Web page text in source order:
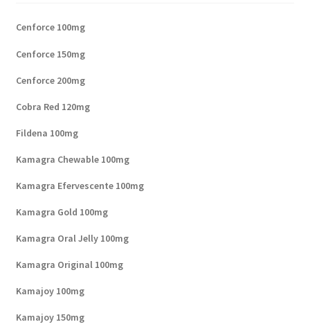
Cenforce 100mg
Cenforce 150mg
Cenforce 200mg
Cobra Red 120mg
Fildena 100mg
Kamagra Chewable 100mg
Kamagra Efervescente 100mg
Kamagra Gold 100mg
Kamagra Oral Jelly 100mg
Kamagra Original 100mg
Kamajoy 100mg
Kamajoy 150mg